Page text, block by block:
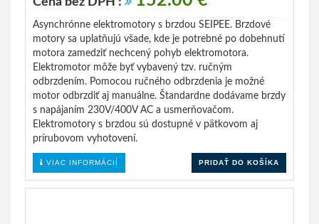
Asynchrónne elektromotory s brzdou SEIPEE. Brzdové
motory sa uplatňujú všade, kde je potrebné po dobehnutí
motora zamedziť nechcený pohyb elektromotora.
Elektromotor môže byť vybavený tzv. ručným
odbrzdením. Pomocou ručného odbrzdenia je možné
motor odbrzdiť aj manuálne. Štandardne dodávame brzdy
s napájaním 230V/400V AC a usmerňovačom.
Elektromotory s brzdou sú dostupné v pätkovom aj
prírubovom vyhotovení.
VIAC INFORMÁCIÍ PRIDAŤ DO KOŠÍKA